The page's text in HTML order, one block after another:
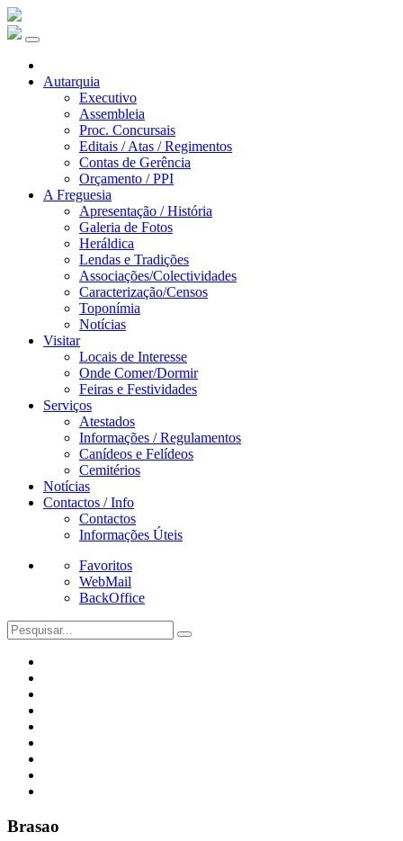
Autarquia
Executivo
Assembleia
Proc. Concursais
Editais / Atas / Regimentos
Contas de Gerência
Orçamento / PPI
A Freguesia
Apresentação / História
Galeria de Fotos
Heráldica
Lendas e Tradições
Associações/Colectividades
Caracterização/Censos
Toponímia
Notícias
Visitar
Locais de Interesse
Onde Comer/Dormir
Feiras e Festividades
Serviços
Atestados
Informações / Regulamentos
Canídeos e Felídeos
Cemitérios
Notícias
Contactos / Info
Contactos
Informações Úteis
Favoritos
WebMail
BackOffice
Brasao